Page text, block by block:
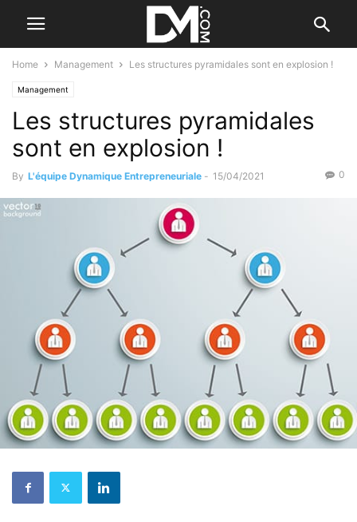
Home Management Les structures pyramidales sont en explosion !
Management
Les structures pyramidales
sont en explosion !
By L'équipe Dynamique Entrepreneuriale - 15/04/2021 0